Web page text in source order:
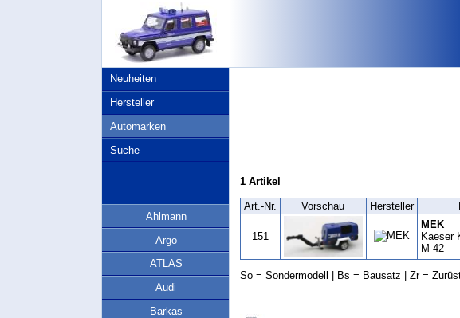
Neuheiten
Hersteller
Automarken
Suche
Ahlmann
Argo
ATLAS
Audi
Barkas
1 Artikel
Art.‑Nr. Vorschau Hersteller
151
MEK
Kaeser
M 42
So = Sondermodell | Bs = Bausatz | Zr =